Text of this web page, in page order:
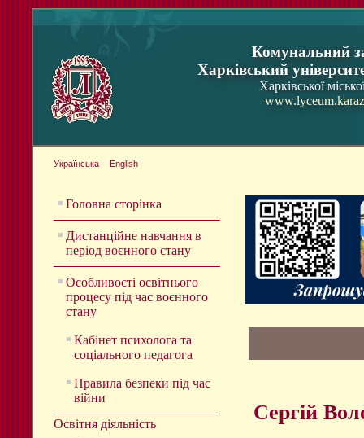
Комунальний
Харківський
Харківської
Українська English
Головна сторінка
Дистанційне навчання в
період воєнного стану
Особливості освітнього
процесу під час воєнного
стану
Кабінет психолога та
соціального педагога
Правила безпеки під час
війни
Освітня діяльність
Сергій